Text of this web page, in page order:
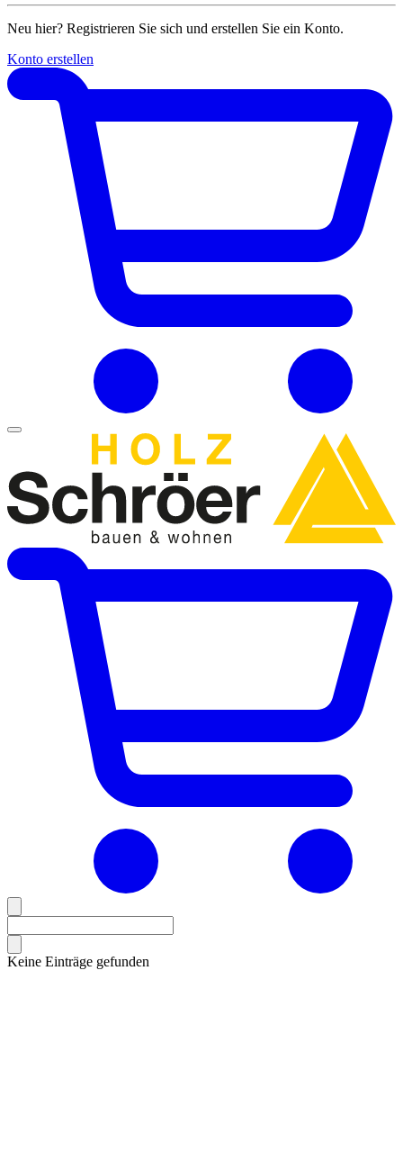
Neu hier? Registrieren Sie sich und erstellen Sie ein Konto.
Konto erstellen
Keine Einträge gefunden